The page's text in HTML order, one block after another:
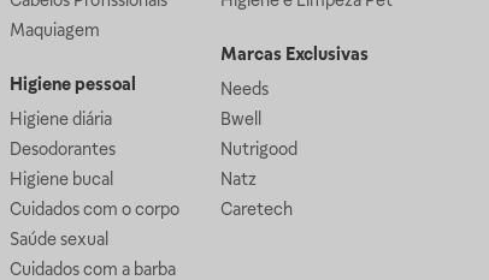
Maquiagem
Higiene pessoal
Higiene diária
Desodorantes
Higiene bucal
Cuidados com o corpo
Saúde sexual
Cuidados com a barba
Marcas Exclusivas
Needs
Bwell
Nutrigood
Natz
Caretech